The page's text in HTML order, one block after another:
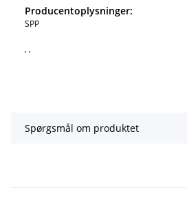
Producentoplysninger:
SPP
, ,
Spørgsmål om produktet